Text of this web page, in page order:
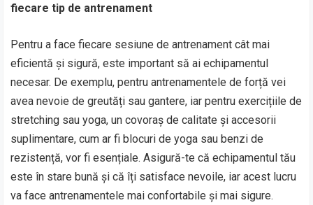
fiecare tip de antrenament
Pentru a face fiecare sesiune de antrenament cât mai
eficientă și sigură, este important să ai echipamentul
necesar. De exemplu, pentru antrenamentele de forță vei
avea nevoie de greutăți sau gantere, iar pentru exercițiile de
stretching sau yoga, un covoraș de calitate și accesorii
suplimentare, cum ar fi blocuri de yoga sau benzi de
rezistență, vor fi esențiale. Asigură-te că echipamentul tău
este în stare bună și că îți satisface nevoile, iar acest lucru
va face antrenamentele mai confortabile și mai sigure.